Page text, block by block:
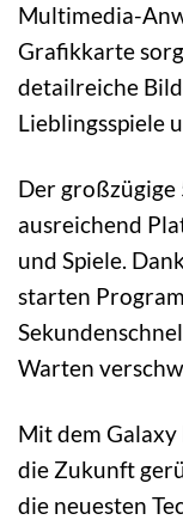
Multimedia-
Grafikkarte
detailreiche
Lieblingsspiele
Der großzügige
ausreichend
und Spiele.
starten
Warten
Mit dem Galaxy
die Zukunft
die neuesten